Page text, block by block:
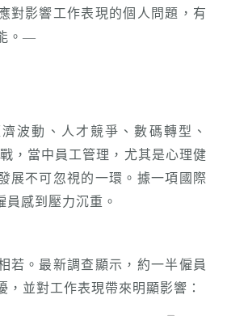
對影響工作表現的個人問題，有
。—
波動、人才競爭、數碼轉型、
，當中員工管理，尤其是心理健
展不可忽視的一環。據一項國際
員感到壓力沉重。
若。最新調查顯示，約一半僱員
，並對工作表現帶來明顯影響：